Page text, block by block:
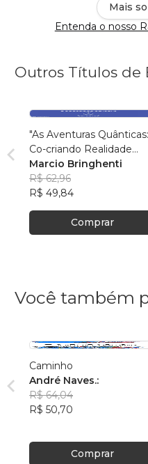
Mais
Entenda o nosso
Outros Títulos de
"As Aventuras Quânticas:
Co-criando Realidade
com a Bíblia"
Marcio Bringhenti
R$ 62,96
R$ 49,84
Comprar
Você também
Caminho
André Naves.:
R$ 64,04
R$ 50,70
Comprar